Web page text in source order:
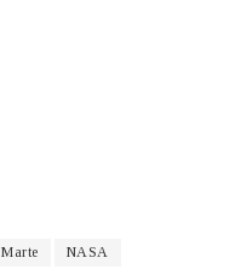
Marte NASA